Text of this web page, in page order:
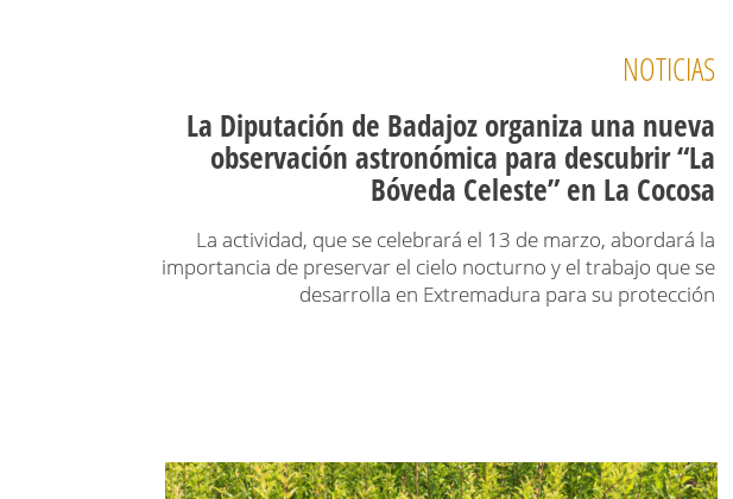
NOTICIAS
La Diputación de Badajoz organiza una nueva
observación astronómica para descubrir “La
Bóveda Celeste” en La Cocosa
La actividad, que se celebrará el 13 de marzo, abordará la
importancia de preservar el cielo nocturno y el trabajo que se
desarrolla en Extremadura para su protección